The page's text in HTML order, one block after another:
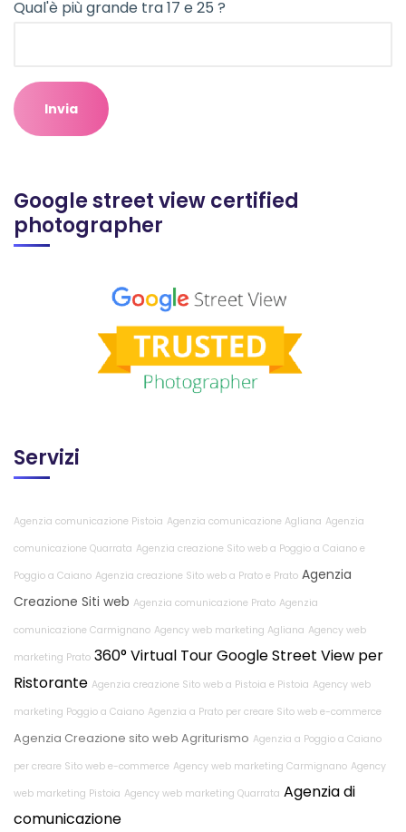
Qual'è più grande tra 17 e 25 ?
Google street view certified
photographer
Servizi
Agenzia comunicazione Pistoia Agenzia comunicazione Agliana Agenzia
comunicazione Quarrata Agenzia creazione Sito web a Poggio a Caiano e
Poggio a Caiano Agenzia creazione Sito web a Prato e Prato Agenzia
Creazione Siti web Agenzia comunicazione Prato Agenzia
comunicazione Carmignano Agency web marketing Agliana Agency web
marketing Prato 360° Virtual Tour Google Street View per
Ristorante Agenzia creazione Sito web a Pistoia e Pistoia Agency web
marketing Poggio a Caiano Agenzia a Prato per creare Sito web e-commerce
Agenzia Creazione sito web Agriturismo Agenzia a Poggio a Caiano
per creare Sito web e-commerce Agency web marketing Carmignano Agency
web marketing Pistoia Agency web marketing Quarrata Agenzia di
comunicazione